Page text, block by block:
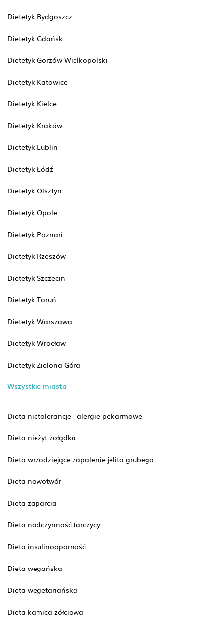
Dietetyk Bydgoszcz
Dietetyk Gdańsk
Dietetyk Gorzów Wielkopolski
Dietetyk Katowice
Dietetyk Kielce
Dietetyk Kraków
Dietetyk Lublin
Dietetyk Łódź
Dietetyk Olsztyn
Dietetyk Opole
Dietetyk Poznań
Dietetyk Rzeszów
Dietetyk Szczecin
Dietetyk Toruń
Dietetyk Warszawa
Dietetyk Wrocław
Dietetyk Zielona Góra
Wszystkie miasta
Dieta nietolerancje i alergie pokarmowe
Dieta nieżyt żołądka
Dieta wrzodziejące zapalenie jelita grubego
Dieta nowotwór
Dieta zaparcia
Dieta nadczynność tarczycy
Dieta insulinooporność
Dieta wegańska
Dieta wegetariańska
Dieta kamica żółciowa